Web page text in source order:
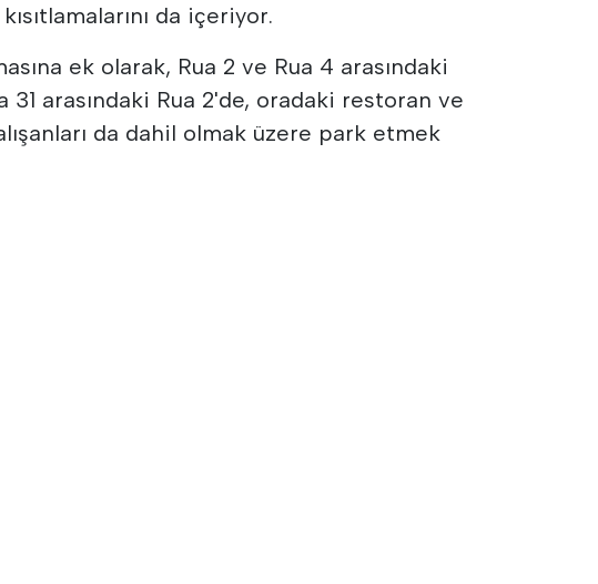
da içeriyor.
ek olarak, Rua 2 ve Rua 4 arasındaki
31 arasındaki Rua 2'de, oradaki restoran ve
da dahil olmak üzere park etmek